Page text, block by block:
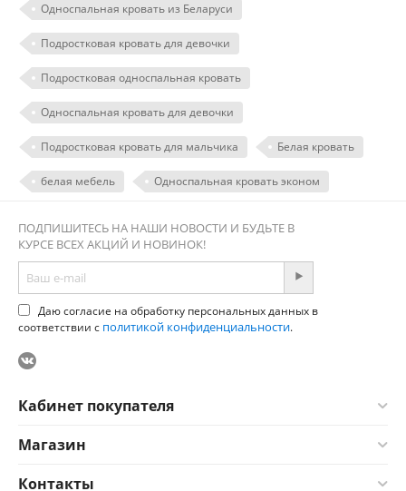
Односпальная кровать из Беларуси
Подростковая кровать для девочки
Подростковая односпальная кровать
Односпальная кровать для девочки
Подростковая кровать для мальчика Белая кровать
белая мебель Односпальная кровать эконом
ПОДПИШИТЕСЬ НА НАШИ НОВОСТИ И БУДЬТЕ В
КУРСЕ ВСЕХ АКЦИЙ И НОВИНОК!
Даю согласие на обработку персональных данных в
соответствии с политикой конфиденциальности.
Кабинет покупателя
Магазин
Контакты